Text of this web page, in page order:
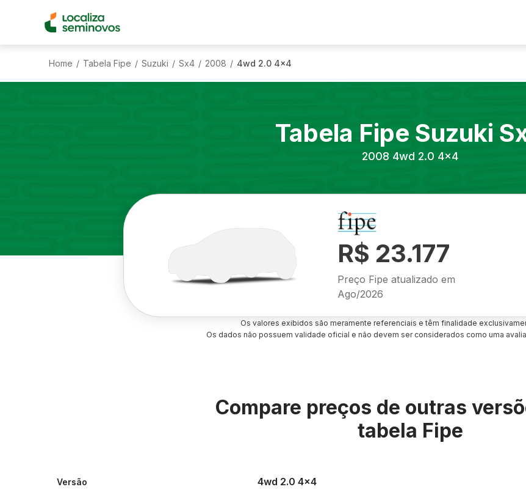
Home / Tabela Fipe / Suzuki / Sx4 / 2008 / 4wd 2.0 4x4
Tabela Fipe Suzuki
2008 4wd 2.0 4x4
R$ 23.177
Preço Fipe atualizado em
Ago/2026
Os valores exibidos são meramente referenciais e têm finalidade
Os dados não possuem validade oficial e não devem ser considerados como uma
Compare preços de outras
tabela Fipe
Versão 4wd 2.0 4x4